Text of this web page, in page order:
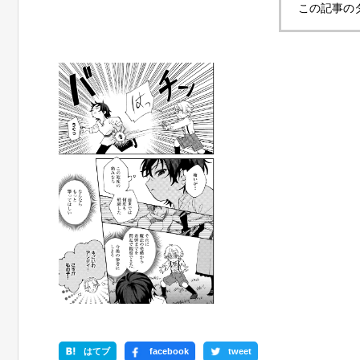
この記事の
はてブ facebook tweet